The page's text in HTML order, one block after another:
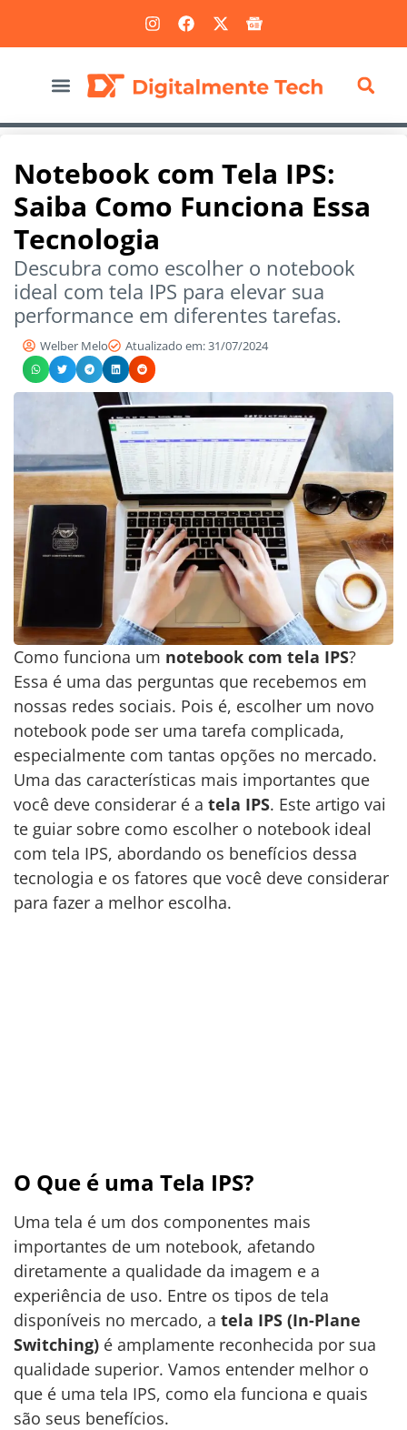
Notebook com Tela IPS:
Saiba Como Funciona Essa
Tecnologia
Descubra como escolher o notebook
ideal com tela IPS para elevar sua
performance em diferentes tarefas.
Welber Melo Atualizado em: 31/07/2024
Como funciona um notebook com tela IPS?
Essa é uma das perguntas que recebemos em
nossas redes sociais. Pois é, escolher um novo
notebook pode ser uma tarefa complicada,
especialmente com tantas opções no mercado.
Uma das características mais importantes que
você deve considerar é a tela IPS. Este artigo vai
te guiar sobre como escolher o notebook ideal
com tela IPS, abordando os benefícios dessa
tecnologia e os fatores que você deve considerar
para fazer a melhor escolha.
O Que é uma Tela IPS?
Uma tela é um dos componentes mais
importantes de um notebook, afetando
diretamente a qualidade da imagem e a
experiência de uso. Entre os tipos de tela
disponíveis no mercado, a tela IPS (In-Plane
Switching) é amplamente reconhecida por sua
qualidade superior. Vamos entender melhor o
que é uma tela IPS, como ela funciona e quais
são seus benefícios.